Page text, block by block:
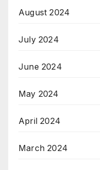
August 2024
July 2024
June 2024
May 2024
April 2024
March 2024